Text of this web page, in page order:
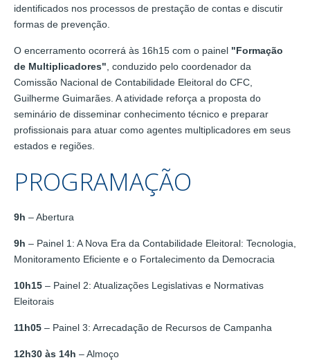
identificados nos processos de prestação de contas e discutir
formas de prevenção.
O encerramento ocorrerá às 16h15 com o painel "Formação
de Multiplicadores" , conduzido pelo coordenador da
Comissão Nacional de Contabilidade Eleitoral do CFC,
Guilherme Guimarães. A atividade reforça a proposta do
seminário de disseminar conhecimento técnico e preparar
profissionais para atuar como agentes multiplicadores em seus
estados e regiões.
PROGRAMAÇÃO
9h – Abertura
9h – Painel 1: A Nova Era da Contabilidade Eleitoral: Tecnologia,
Monitoramento Eficiente e o Fortalecimento da Democracia
10h15 – Painel 2: Atualizações Legislativas e Normativas
Eleitorais
11h05 – Painel 3: Arrecadação de Recursos de Campanha
12h30 às 14h – Almoço